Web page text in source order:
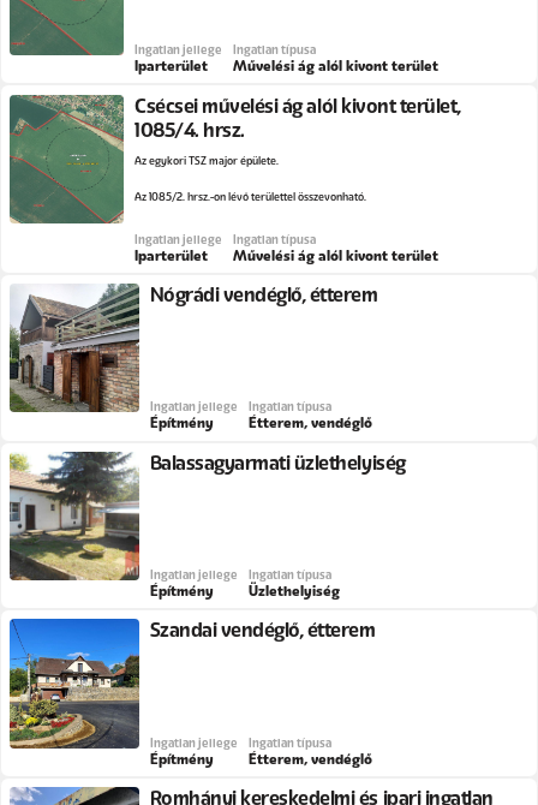
Ingatlan jellege
Iparterület
Ingatlan típusa
Művelési ág alól kivont terület
Csécsei művelési ág alól kivont terület,
1085/4. hrsz.
Az egykori TSZ major épülete.
Az 1085/2. hrsz.-on lévő területtel összevonható.
Ingatlan jellege
Iparterület
Ingatlan típusa
Művelési ág alól kivont terület
Nógrádi vendéglő, étterem
Ingatlan jellege
Építmény
Ingatlan típusa
Étterem, vendéglő
Balassagyarmati üzlethelyiség
Ingatlan jellege
Építmény
Ingatlan típusa
Üzlethelyiség
Szandai vendéglő, étterem
Ingatlan jellege
Építmény
Ingatlan típusa
Étterem, vendéglő
Romhányi kereskedelmi és ipari ingatlan